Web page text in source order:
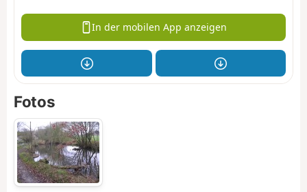
In der mobilen App anzeigen
Fotos